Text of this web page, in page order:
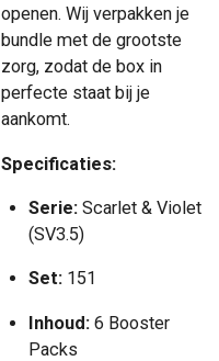
openen. Wij verpakken je
bundle met de grootste
zorg, zodat de box in
perfecte staat bij je
aankomt.
Specificaties:
Serie:Scarlet & Violet
(SV3.5)
Set:151
Inhoud:6 Booster
Packs